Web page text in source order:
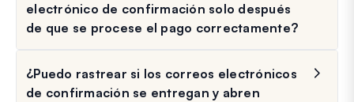
electrónico de confirmación solo después
de que se procese el pago correctamente?
¿Puedo rastrear si los correos electrónicos
de confirmación se entregan y abren